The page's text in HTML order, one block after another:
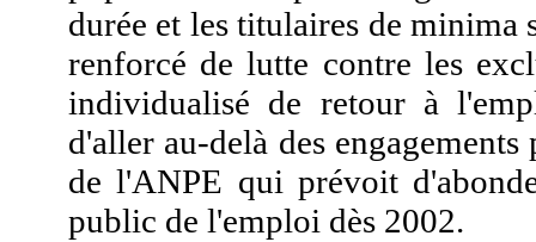
durée et les titulaires de
renforcé de lutte contre les
individualisé de retour à
d'aller au-delà des
de l'ANPE qui prévoit
public de l'emploi dès 2002.